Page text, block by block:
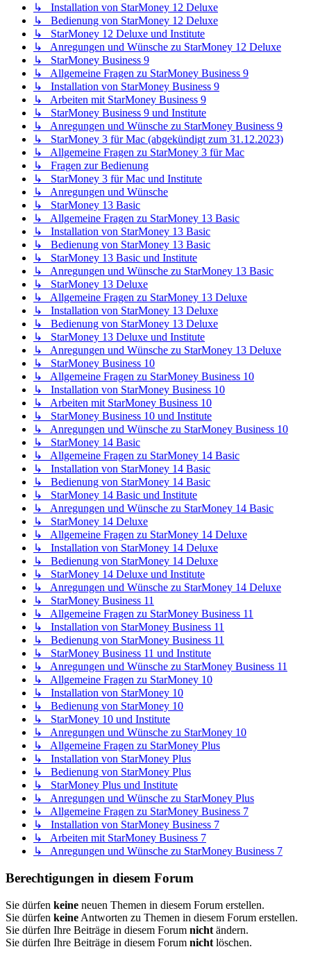
↳ Installation von StarMoney 12 Deluxe
↳ Bedienung von StarMoney 12 Deluxe
↳ StarMoney 12 Deluxe und Institute
↳ Anregungen und Wünsche zu StarMoney 12 Deluxe
↳ StarMoney Business 9
↳ Allgemeine Fragen zu StarMoney Business 9
↳ Installation von StarMoney Business 9
↳ Arbeiten mit StarMoney Business 9
↳ StarMoney Business 9 und Institute
↳ Anregungen und Wünsche zu StarMoney Business 9
↳ StarMoney 3 für Mac (abgekündigt zum 31.12.2023)
↳ Allgemeine Fragen zu StarMoney 3 für Mac
↳ Fragen zur Bedienung
↳ StarMoney 3 für Mac und Institute
↳ Anregungen und Wünsche
↳ StarMoney 13 Basic
↳ Allgemeine Fragen zu StarMoney 13 Basic
↳ Installation von StarMoney 13 Basic
↳ Bedienung von StarMoney 13 Basic
↳ StarMoney 13 Basic und Institute
↳ Anregungen und Wünsche zu StarMoney 13 Basic
↳ StarMoney 13 Deluxe
↳ Allgemeine Fragen zu StarMoney 13 Deluxe
↳ Installation von StarMoney 13 Deluxe
↳ Bedienung von StarMoney 13 Deluxe
↳ StarMoney 13 Deluxe und Institute
↳ Anregungen und Wünsche zu StarMoney 13 Deluxe
↳ StarMoney Business 10
↳ Allgemeine Fragen zu StarMoney Business 10
↳ Installation von StarMoney Business 10
↳ Arbeiten mit StarMoney Business 10
↳ StarMoney Business 10 und Institute
↳ Anregungen und Wünsche zu StarMoney Business 10
↳ StarMoney 14 Basic
↳ Allgemeine Fragen zu StarMoney 14 Basic
↳ Installation von StarMoney 14 Basic
↳ Bedienung von StarMoney 14 Basic
↳ StarMoney 14 Basic und Institute
↳ Anregungen und Wünsche zu StarMoney 14 Basic
↳ StarMoney 14 Deluxe
↳ Allgemeine Fragen zu StarMoney 14 Deluxe
↳ Installation von StarMoney 14 Deluxe
↳ Bedienung von StarMoney 14 Deluxe
↳ StarMoney 14 Deluxe und Institute
↳ Anregungen und Wünsche zu StarMoney 14 Deluxe
↳ StarMoney Business 11
↳ Allgemeine Fragen zu StarMoney Business 11
↳ Installation von StarMoney Business 11
↳ Bedienung von StarMoney Business 11
↳ StarMoney Business 11 und Institute
↳ Anregungen und Wünsche zu StarMoney Business 11
↳ Allgemeine Fragen zu StarMoney 10
↳ Installation von StarMoney 10
↳ Bedienung von StarMoney 10
↳ StarMoney 10 und Institute
↳ Anregungen und Wünsche zu StarMoney 10
↳ Allgemeine Fragen zu StarMoney Plus
↳ Installation von StarMoney Plus
↳ Bedienung von StarMoney Plus
↳ StarMoney Plus und Institute
↳ Anregungen und Wünsche zu StarMoney Plus
↳ Allgemeine Fragen zu StarMoney Business 7
↳ Installation von StarMoney Business 7
↳ Arbeiten mit StarMoney Business 7
↳ Anregungen und Wünsche zu StarMoney Business 7
Berechtigungen in diesem Forum
Sie dürfen keine neuen Themen in diesem Forum erstellen.
Sie dürfen keine Antworten zu Themen in diesem Forum erstellen.
Sie dürfen Ihre Beiträge in diesem Forum nicht ändern.
Sie dürfen Ihre Beiträge in diesem Forum nicht löschen.